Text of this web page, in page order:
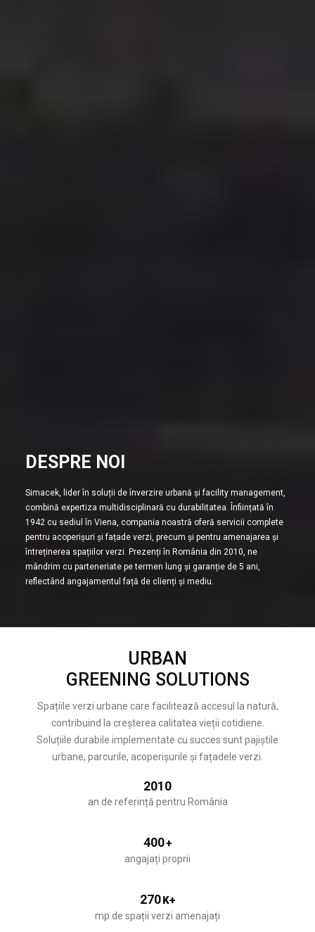
DESPRE NOI
Simacek, lider în soluții de înverzire urbană și facility management,
combină expertiza multidisciplinară cu durabilitatea. Înființată în
1942 cu sediul în Viena, compania noastră oferă servicii complete
pentru acoperișuri și fațade verzi, precum și pentru amenajarea și
întreținerea spațiilor verzi. Prezenți în România din 2010, ne
mândrim cu parteneriate pe termen lung și garanție de 5 ani,
reflectând angajamentul față de clienți și mediu.
URBAN
GREENING SOLUTIONS
Spațiile verzi urbane care facilitează accesul la natură,
contribuind la creșterea calitatea vieții cotidiene.
Soluțiile durabile implementate cu succes sunt pajiștile
urbane, parcurile, acoperișurile și fațadele verzi.
2010
an de referință pentru România
400+
angajați proprii
270K+
mp de spații verzi amenajați